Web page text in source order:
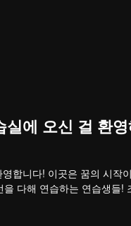
실에 오신 걸 환
합니다! 이곳은 꿈의 시
다해 연습하는 연습생들